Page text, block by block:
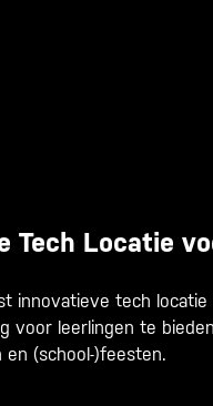
Tech Locatie
innovatieve tech
voor leerlingen te
en (school-)feesten.